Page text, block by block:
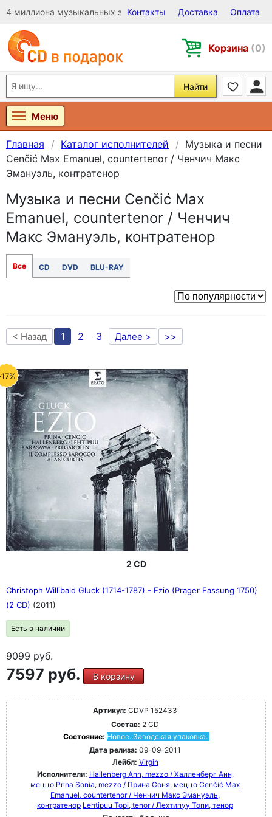
4 миллиона музыкальных записей на Виниле, CD и DVD
Контакты Доставка Оплата
Корзина (0)
Найти
Меню
Главная Каталог исполнителей
Музыка и песни
Cenčić Max Emanuel, countertenor / Ченчич Макс
Эмануэль, контратенор
Музыка и песни Cenčić Max
Emanuel, countertenor / Ченчич
Макс Эмануэль, контратенор
Все CD DVD BLU-RAY
< Назад 1 2 3 Далее > >>
2 CD
Christoph Willibald Gluck (1714-1787) - Ezio (Prager Fassung 1750)
(2 CD) (2011)
Есть в наличии
9099руб.
7597 руб. В корзину
Артикул: CDVP 152433
Состав: 2 CD
Состояние: Новое. Заводская упаковка.
Дата релиза: 09-09-2011
Лейбл: Virgin
Исполнители: Hallenberg Ann, mezzo / Халленберг Анн,
меццо Prina Sonia, mezzo / Прина Соня, меццо Cenčić Max
Emanuel, countertenor / Ченчич Макс Эмануэль,
контратенор Lehtipuu Topi, tenor / Лехтипуу Топи, тенор